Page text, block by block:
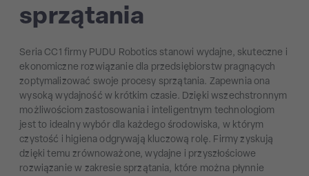
sprzątania
Seria CC1 firmy PUDU Robotics stanowi wydajne, skuteczne i
ekonomiczne rozwiązanie dla przedsiębiorstw pragnących
zoptymalizować swoje procesy sprzątania. Zapewnia ona
wysoką wydajność w krótkim czasie. Dzięki wszechstronnym
możliwościom zastosowania i inteligentnym technologiom
jest to idealny wybór dla każdego środowiska, w którym
czystość i higiena odgrywają kluczową rolę. Firmy zyskują
dzięki temu zrównoważone, wydajne i przyszłościowe
rozwiązanie w zakresie sprzątania, które można płynnie